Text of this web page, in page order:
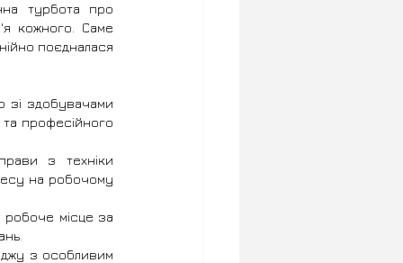
турбота про
кожного. Саме
поєдналася
зі здобувачами
та професійного
з техніки
на робочому
робоче місце за
з особливим